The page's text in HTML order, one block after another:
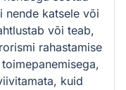
nende katsele või
või teab,
rahastamise
kuid